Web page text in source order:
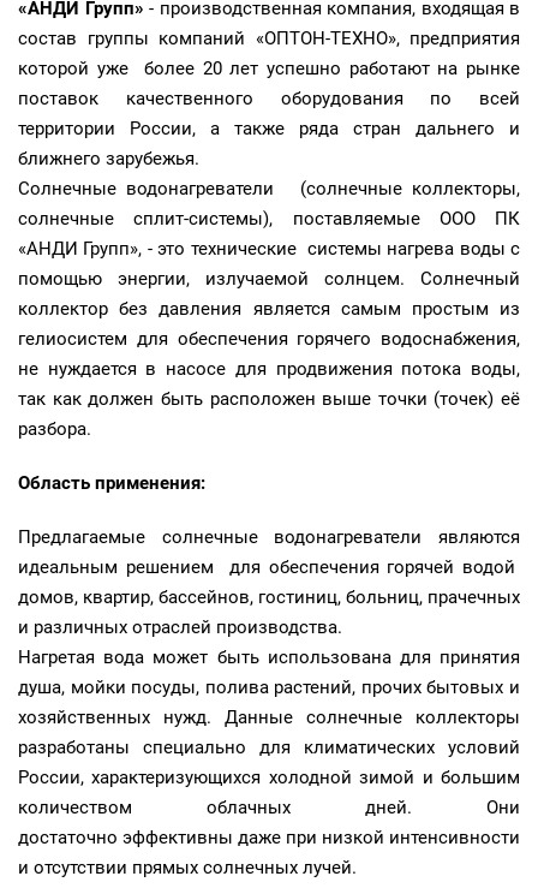
«АНДИ Групп» - производственная компания, входящая в
состав группы компаний «ОПТОН-ТЕХНО», предприятия
которой уже более 20 лет успешно работают на рынке
поставок качественного оборудования по всей
территории России, а также ряда стран дальнего и
ближнего зарубежья.
Солнечные водонагреватели (солнечные коллекторы,
солнечные сплит-системы), поставляемые ООО ПК
«АНДИ Групп», - это технические системы нагрева воды с
помощью энергии, излучаемой солнцем. Солнечный
коллектор без давления является самым простым из
гелиосистем для обеспечения горячего водоснабжения,
не нуждается в насосе для продвижения потока воды,
так как должен быть расположен выше точки (точек) её
разбора.
Область применения:
Предлагаемые солнечные водонагреватели являются
идеальным решением для обеспечения горячей водой
домов, квартир, бассейнов, гостиниц, больниц, прачечных
и различных отраслей производства.
Нагретая вода может быть использована для принятия
душа, мойки посуды, полива растений, прочих бытовых и
хозяйственных нужд. Данные солнечные коллекторы
разработаны специально для климатических условий
России, характеризующихся холодной зимой и большим
количеством облачных дней. Они
достаточно эффективны даже при низкой интенсивности
и отсутствии прямых солнечных лучей.